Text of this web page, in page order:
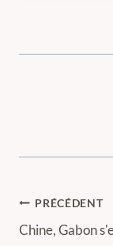
de
PRÉCÉDENT
Chine, Gabon